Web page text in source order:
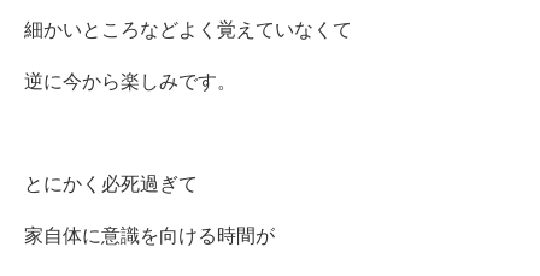
細かいところなどよく覚えていなくて
逆に今から楽しみです。
とにかく必死過ぎて
家自体に意識を向ける時間が